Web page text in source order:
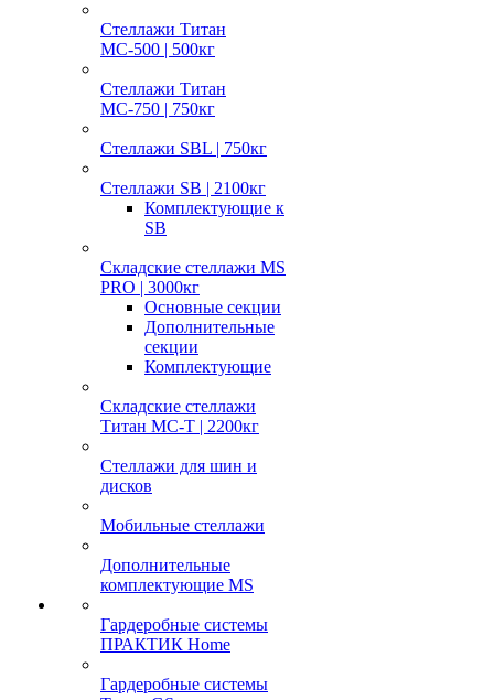
Стеллажи Титан
МС-500 | 500кг
Стеллажи Титан
МС-750 | 750кг
Стеллажи SBL | 750кг
Стеллажи SB | 2100кг
Комплектующие к
SB
Складские стеллажи MS
PRO | 3000кг
Основные секции
Дополнительные
секции
Комплектующие
Складские стеллажи
Титан МС-Т | 2200кг
Стеллажи для шин и
дисков
Мобильные стеллажи
Дополнительные
комплектующие MS
Гардеробные системы
ПРАКТИК Home
Гардеробные системы